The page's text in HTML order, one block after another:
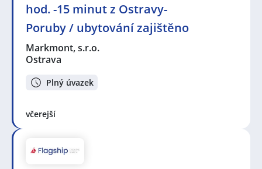
hod. -15 minut z Ostravy-
Poruby / ubytování zajištěno
Markmont, s.r.o.
Ostrava
Plný úvazek
včerejší